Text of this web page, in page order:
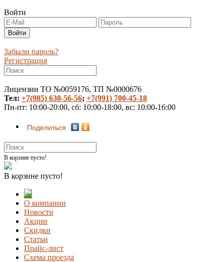
Войти
Забыли пароль?
Регистрация
Лицензии ТО №0059176, ТП №0000676
Тел: +7(985) 630-56-56; +7(991) 700-45-18
Пн-пт: 10:00-20:00, сб: 10:00-18:00, вс: 10:00-16:00
Поделиться
В корзине пусто!
В корзине пусто!
О компании
Новости
Акции
Скидки
Статьи
Прайс-лист
Схема проезда